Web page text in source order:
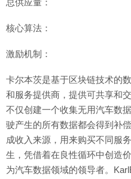
总供应量：
核心算法：
激励机制：
卡尔本茨是基于区块链技术的
和服务提供商，提供可共享和
不仅创建一个收集无用汽车数
驶产生的所有数据都会得到补
成收入来源，用来购买不同服
生，凭借着在良性循环中创造
为汽车数据领域的领导者。